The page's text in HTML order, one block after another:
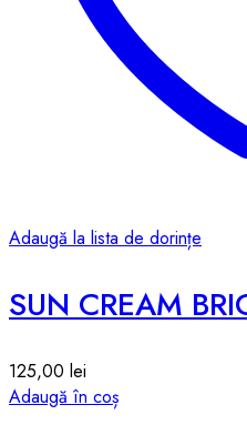
Adaugă la lista de dorințe
125,00 lei
Adaugă în coș